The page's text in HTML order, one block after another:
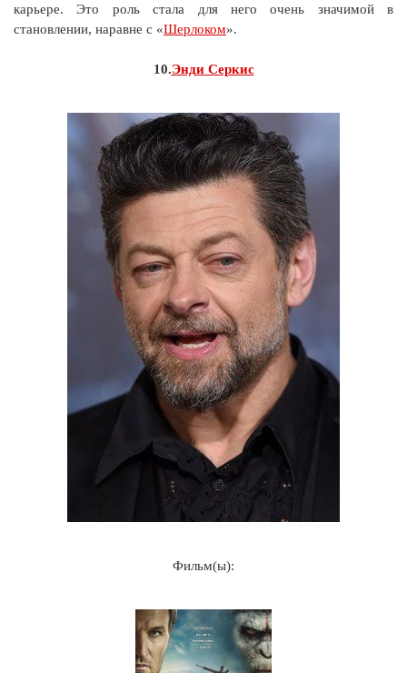
карьере. Это роль стала для него очень значимой в
становлении, наравне с «Шерлоком».
10.Энди Серкис
Фильм(ы):